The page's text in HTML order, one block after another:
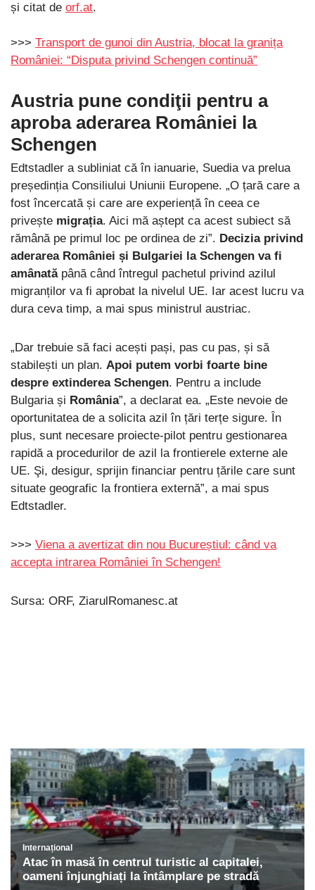
și citat de orf.at.
>>> Transport de gunoi din Austria, blocat la granița
României: “Disputa privind Schengen continuă”
Austria pune condiţii pentru a
aproba aderarea României la
Schengen
Edtstadler a subliniat că în ianuarie, Suedia va prelua
președinția Consiliului Uniunii Europene. „O țară care a
fost încercată și care are experiență în ceea ce
privește migrația. Aici mă aștept ca acest subiect să
rămână pe primul loc pe ordinea de zi”. Decizia privind
aderarea României și Bulgariei la Schengen va fi
amânatăpână când întregul pachetul privind azilul
migranților va fi aprobat la nivelul UE. Iar acest lucru va
dura ceva timp, a mai spus ministrul austriac.
„Dar trebuie să faci acești pași, pas cu pas, și să
stabilești un plan. Apoi putem vorbi foarte bine
despre extinderea Schengen. Pentru a include
Bulgaria și România”, a declarat ea. „Este nevoie de
oportunitatea de a solicita azil în țări terțe sigure. În
plus, sunt necesare proiecte-pilot pentru gestionarea
rapidă a procedurilor de azil la frontierele externe ale
UE. Şi, desigur, sprijin financiar pentru țările care sunt
situate geografic la frontiera externă”, a mai spus
Edtstadler.
>>> Viena a avertizat din nou Bucureștiul: când va
accepta intrarea României în Schengen!
Sursa: ORF, ZiarulRomanesc.at